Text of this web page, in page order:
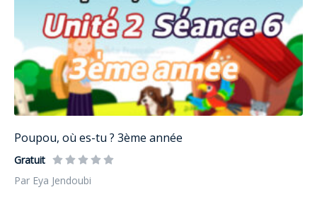
Poupou, où es-tu ? 3ème année
Gratuit
Par Eya Jendoubi